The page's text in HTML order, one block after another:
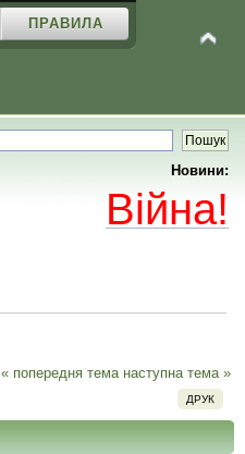
ПРАВИЛА
Новини:
Війна!
« попередня тема наступна тема »
ДРУК